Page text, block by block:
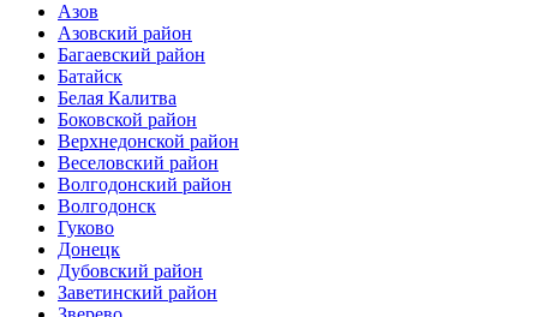
Азов
Азовский район
Багаевский район
Батайск
Белая Калитва
Боковской район
Верхнедонской район
Веселовский район
Волгодонский район
Волгодонск
Гуково
Донецк
Дубовский район
Заветинский район